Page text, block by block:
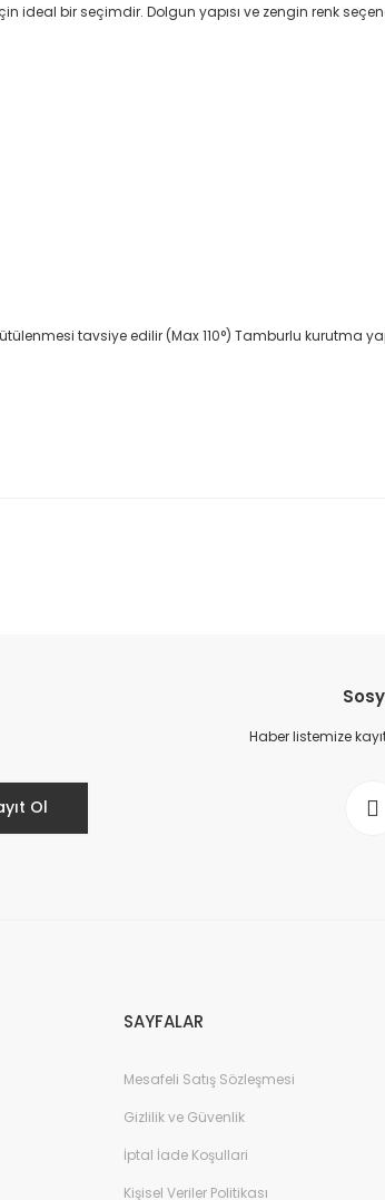
ideal bir seçimdir. Dolgun yapısı ve zengin renk
tavsiye edilir (Max 110°) Tamburlu kurutma
Ol
Haber listemize
SAYFALAR
Mesafeli Satış Sözleşmesi
Gizlilik ve Güvenlik
İptal İade Koşullari
Kişisel Veriler Politikası